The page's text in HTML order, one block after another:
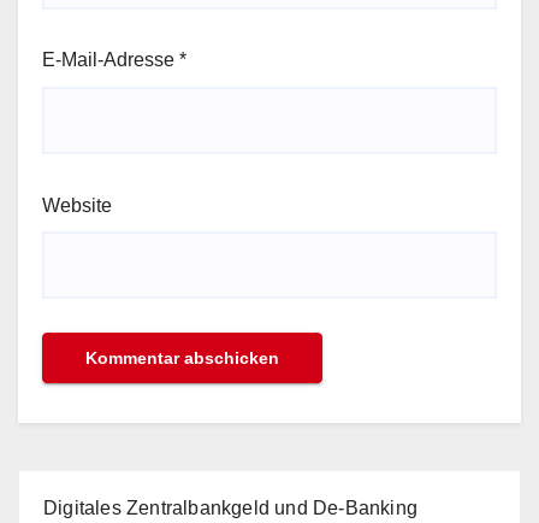
E-Mail-Adresse *
Website
Digitales Zentralbankgeld und De-Banking